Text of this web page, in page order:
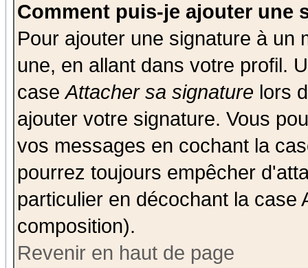
Comment puis-je ajouter une
Pour ajouter une signature à un
une, en allant dans votre profil.
caseAttacher sa signature lors
ajouter votre signature. Vous
vos messages en cochant la
pourrez toujours empêcher
particulier en décochant la case
composition).
Revenir en haut de page